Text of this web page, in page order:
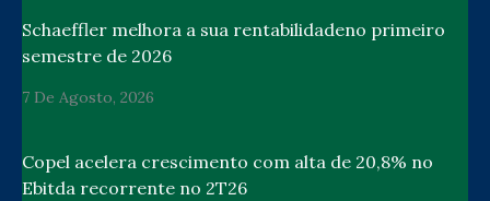
Schaeffler melhora a sua rentabilidadeno primeiro
semestre de 2026
7 De Agosto, 2026
Copel acelera crescimento com alta de 20,8% no
Ebitda recorrente no 2T26